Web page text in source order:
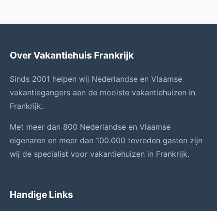
Over Vakantiehuis Frankrijk
Sinds 2001 helpen wij Nederlandse en Vlaamse
vakantiegangers aan de mooiste vakantiehuizen in
Frankrijk.
Met meer dan 800 Nederlandse en Vlaamse
eigenaren en meer dan 100.000 tevreden gasten zijn
wij de specialist voor vakantiehuizen in Frankrijk.
Handige Links